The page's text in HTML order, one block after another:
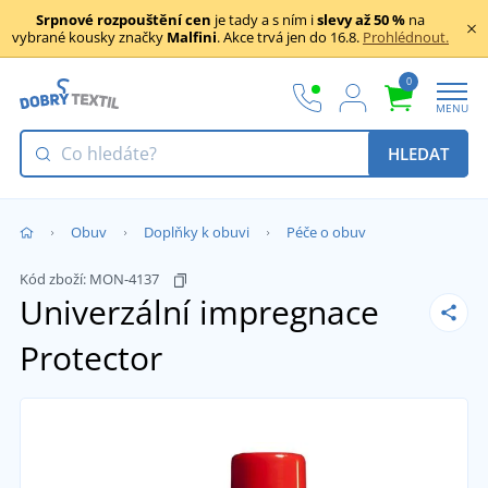
Srpnové rozpouštění cen je tady a s ním islevy až 50 % na
vybrané kousky značky Malfini. Akce trvá jen do 16.8. Prohlédnout.
0
MENU
HLEDAT
Obuv Doplňky k obuvi Péče o obuv
Kód zboží: MON-4137
Univerzální impregnace
Protector